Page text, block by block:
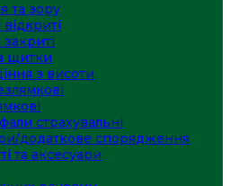
та зору
щитки
з висоти
страхувальні
додаткове спорядження
та аксесуари